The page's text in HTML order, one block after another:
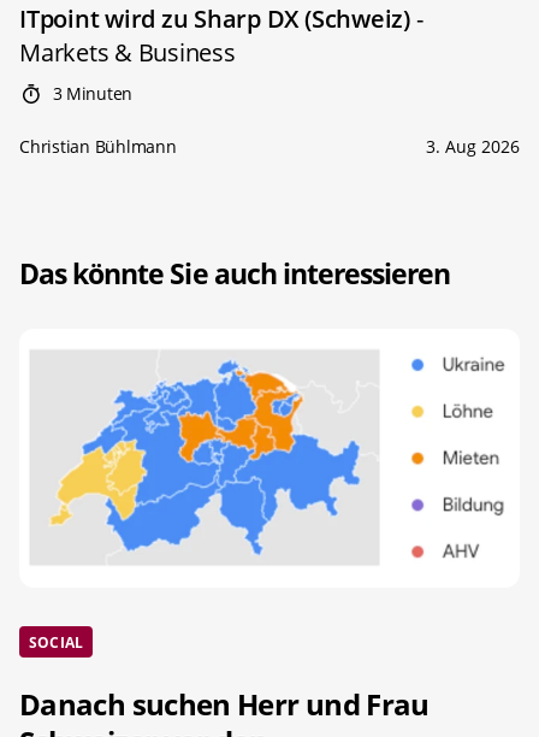
ITpoint wird zu Sharp DX (Schweiz)-
Markets & Business
3 Minuten
Christian Bühlmann 3. Aug 2026
Das könnte Sie auch interessieren
SOCIAL
Danach suchen Herr und Frau